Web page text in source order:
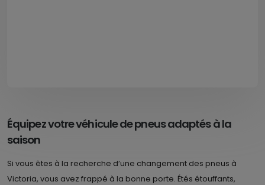
Équipez votre véhicule de pneus adaptés à la
saison
Si vous êtes à la recherche d’une changement des pneus à
Victoria, vous avez frappé à la bonne porte. Étés étouffants,